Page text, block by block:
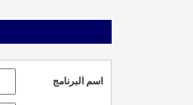
اسم البرنامج